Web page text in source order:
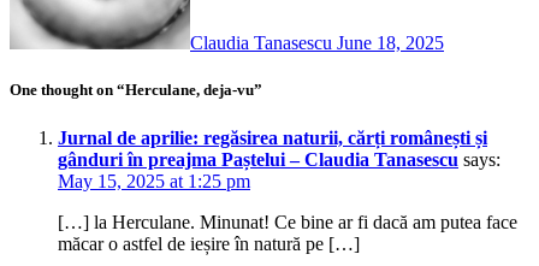
Claudia Tanasescu June 18, 2025
One thought on “Herculane, deja-vu”
Jurnal de aprilie: regăsirea naturii, cărți românești și
gânduri în preajma Paștelui – Claudia Tanasescu says:
May 15, 2025 at 1:25 pm
[…] la Herculane. Minunat! Ce bine ar fi dacă am putea face
măcar o astfel de ieșire în natură pe […]